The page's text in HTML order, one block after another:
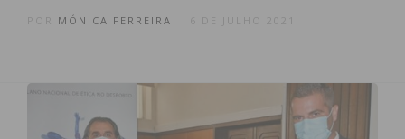
MÓNICA FERREIRA